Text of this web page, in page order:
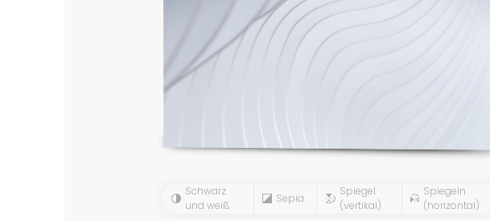
Schwarz
und weiß
Sepia
Spiegel
(vertikal)
Spiegeln
(horizontal)